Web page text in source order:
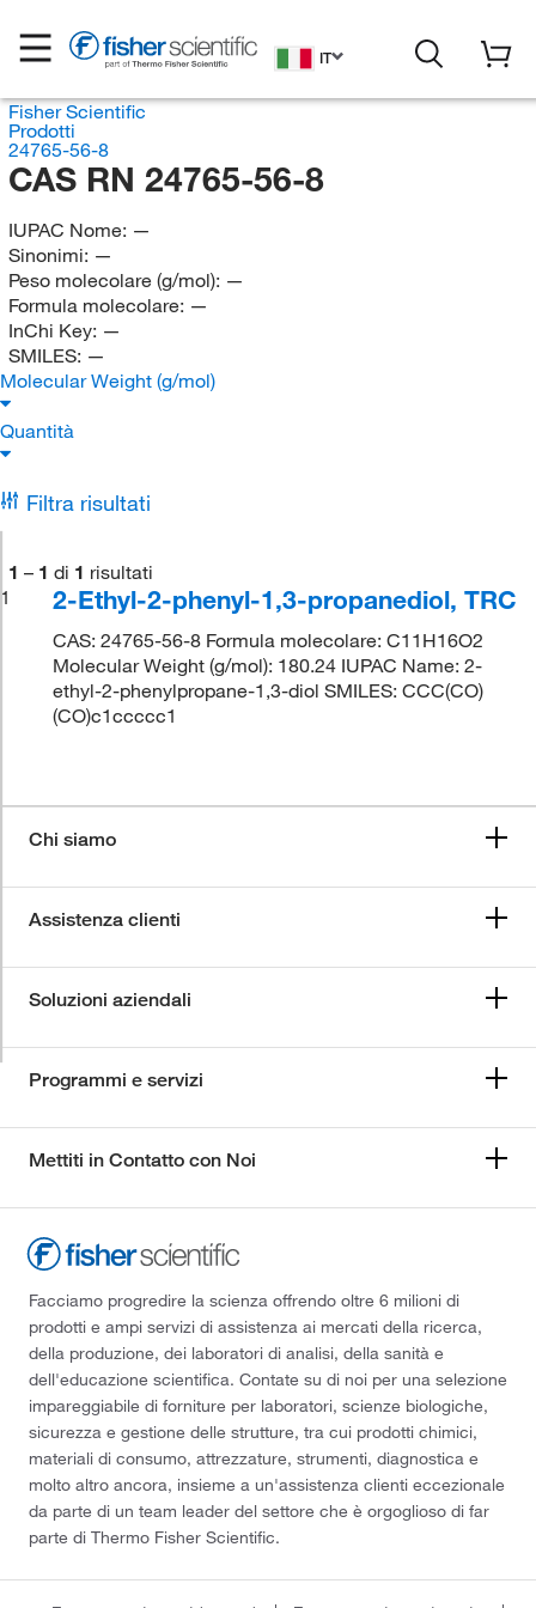
IT
Fisher Scientific
Prodotti
24765-56-8
CAS RN 24765-56-8
IUPAC Nome: —
Sinonimi: —
Peso molecolare (g/mol): —
Formula molecolare: —
InChi Key: —
SMILES: —
Molecular Weight (g/mol)
Quantità
Filtra risultati
1 – 1 di 1 risultati
1
2-Ethyl-2-phenyl-1,3-propanediol, TRC
CAS: 24765-56-8 Formula molecolare: C11H16O2
Molecular Weight (g/mol): 180.24 IUPAC Name: 2-
ethyl-2-phenylpropane-1,3-diol SMILES: CCC(CO)
(CO)c1ccccc1
Chi siamo
Assistenza clienti
Soluzioni aziendali
Programmi e servizi
Mettiti in Contatto con Noi
Facciamo progredire la scienza offrendo oltre 6 milioni di
prodotti e ampi servizi di assistenza ai mercati della ricerca,
della produzione, dei laboratori di analisi, della sanità e
dell'educazione scientifica. Contate su di noi per una selezione
impareggiabile di forniture per laboratori, scienze biologiche,
sicurezza e gestione delle strutture, tra cui prodotti chimici,
materiali di consumo, attrezzature, strumenti, diagnostica e
molto altro ancora, insieme a un'assistenza clienti eccezionale
da parte di un team leader del settore che è orgoglioso di far
parte di Thermo Fisher Scientific.